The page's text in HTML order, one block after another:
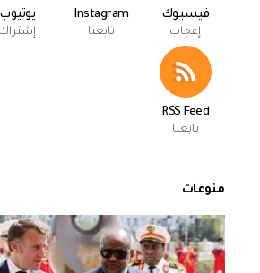
فيسبوك
إعجاب
Instagram
تابعنا
يوتيوب
إشتراك
RSS Feed
تابعنا
منوعات